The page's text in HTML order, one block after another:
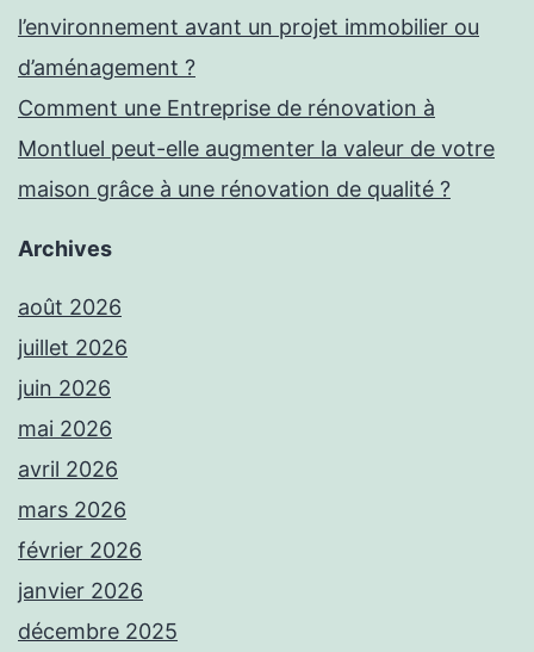
l’environnement avant un projet immobilier ou
d’aménagement ?
Comment une Entreprise de rénovation à
Montluel peut-elle augmenter la valeur de votre
maison grâce à une rénovation de qualité ?
Archives
août 2026
juillet 2026
juin 2026
mai 2026
avril 2026
mars 2026
février 2026
janvier 2026
décembre 2025